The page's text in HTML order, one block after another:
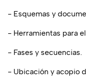
- Esquemas y
- Herramientas para
- Fases y secuencias.
- Ubicación y acopio